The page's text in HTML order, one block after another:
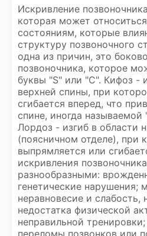
Искривление
которая может
состояниям, которые
структуру позвоночного
одна из причин, это
позвоночника, которое
буквы "S" или "C". Кифоз -
верхней спины, при
сгибается вперед, что
спине, иногда называемой
Лордоз - изгиб в области
(поясничном отделе), при
выпрямляется или
искривления
разнообразными:
генетические нарушения;
неравновесие и слабость,
недостатка физической
неправильной
переломы позвонков или